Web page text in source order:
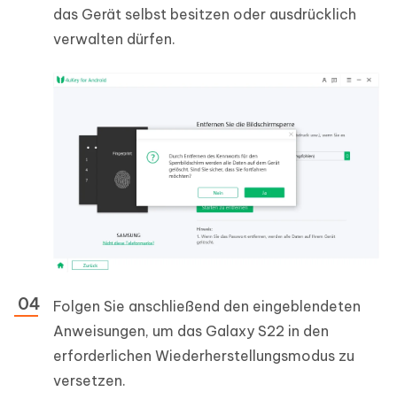
das Gerät selbst besitzen oder ausdrücklich
verwalten dürfen.
Folgen Sie anschließend den eingeblendeten
Anweisungen, um das Galaxy S22 in den
erforderlichen Wiederherstellungsmodus zu
versetzen.